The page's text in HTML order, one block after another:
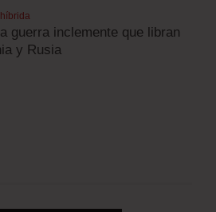
guerra inclemente que libran
y Rusia